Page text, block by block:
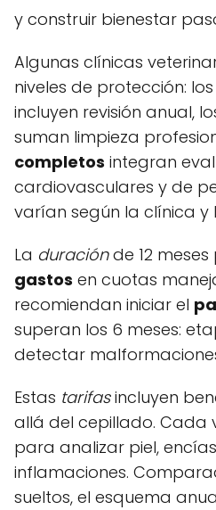
y construir bienestar
Algunas clínicas
niveles de protección:
incluyen revisión anual,
suman limpieza
completos integran
cardiovasculares y de
varían según la clínica y
La duraciónde 12 meses
gastos en cuotas
recomiendan iniciar el
superan los 6 meses:
detectar
Estas tarifasincluyen
allá del cepillado. Cada
para analizar piel,
inflamaciones.
sueltos, el esquema